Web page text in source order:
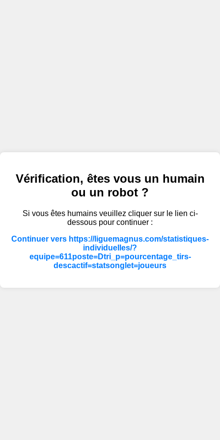
Vérification, êtes vous un humain
ou un robot ?
Si vous êtes humains veuillez cliquer sur le lien ci-
dessous pour continuer :
Continuer vers https://liguemagnus.com/statistiques-
individuelles/?
equipe=611poste=Dtri_p=pourcentage_tirs-
descactif=statsonglet=joueurs